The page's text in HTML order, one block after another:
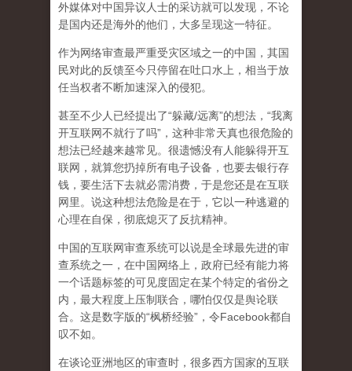
外媒体对中国异议人士的采访就可以发现，不论
是国内还是海外的他们，大多呈现这一特征。
作为网络审查最严重受灾区域之一的中国，其国
民对此的反馈至今只停留在吐口水上，相当于放
任当权者不断加速深入的侵犯。
甚至不少人已经提出了“躲藏/远离”的想法，“我离
开互联网不就行了吗”，这种非常天真也很危险的
想法已经越来越常见。很遗憾没有人能躲得开互
联网，就算您扔掉所有电子设备，也要去银行存
钱，要生活下去就必需消费，于是您还是在互联
网里。说这种想法危险是在于，它以一种逃避的
心理在自保，彻底熄灭了反抗精神。
中国的互联网审查系统可以说是全球最先进的审
查系统之一，在中国网络上，政府已经有能力将
一个话题标签的可见度固定在某个特定的省份之
内，最大程度上压制联合 ，哪怕仅仅是舆论联
合。这是数字版的“枫桥经验”，令Facebook都自
叹不如。
在谈论亚洲地区的审查时，很多西方国家的互联